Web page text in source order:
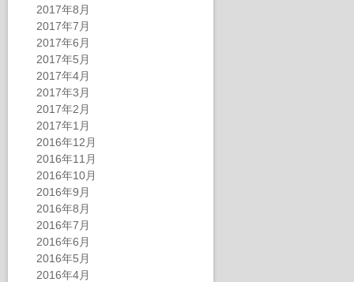
2017年8月
2017年7月
2017年6月
2017年5月
2017年4月
2017年3月
2017年2月
2017年1月
2016年12月
2016年11月
2016年10月
2016年9月
2016年8月
2016年7月
2016年6月
2016年5月
2016年4月